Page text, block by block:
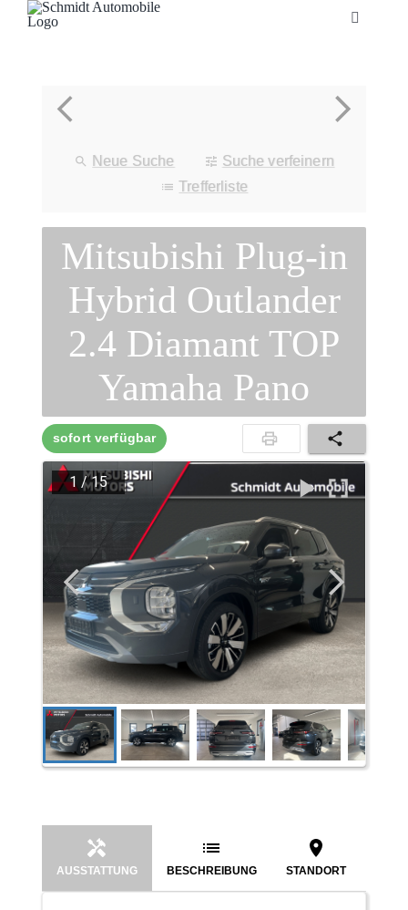
Toggle
Fahrzeuge
Neuheiten
Service
Neue Suche
Suche verfeinern
Trefferliste
Mitsubishi Plug-in
Hybrid Outlander
2.4 Diamant TOP
Yamaha Pano
sofort verfügbar
1 /15
AUSSTATTUNG BESCHREIBUNG STANDORT